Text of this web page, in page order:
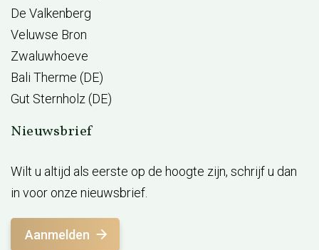
De Valkenberg
Veluwse Bron
Zwaluwhoeve
Bali Therme (DE)
Gut Sternholz (DE)
Nieuwsbrief
Wilt u altijd als eerste op de hoogte zijn, schrijf u dan
in voor onze nieuwsbrief.
Aanmelden